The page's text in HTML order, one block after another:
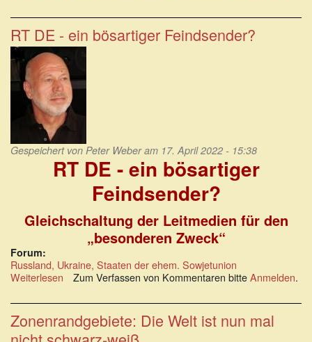
Menschheit:
In
welcher
Hölle
willst
du
leben?
RT DE - ein bösartiger Feindsender?
Gespeichert von Peter Weberam 17. April 2022 - 15:38
RT DE - ein bösartiger
Feindsender?
Gleichschaltung der Leitmedien für den
„besonderen Zweck“
Forum:
Russland, Ukraine, Staaten der ehem. Sowjetunion
Weiterlesen über
DE
ein
Zum Verfassen von Kommentaren bitteAnmelden.
Zonenrandgebiete: Die Welt ist nun mal